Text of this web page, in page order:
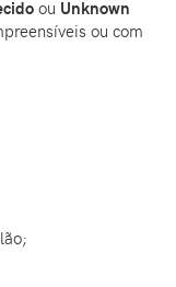
ou Unknown
ou com